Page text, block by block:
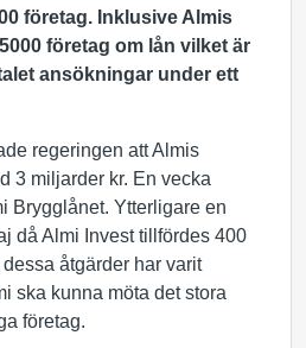
företag. Inklusive Almis
företag om lån vilket är
ansökningar under ett
regeringen att Almis
3 miljarder kr. En vecka
Brygglånet. Ytterligare en
då Almi Invest tillfördes 400
åtgärder har varit
ska kunna möta det stora
företag.